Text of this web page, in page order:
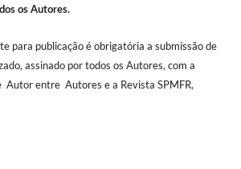
os Autores.
para publicação é obrigatória a submissão de
assinado por todos os Autores, com a
Autor entre Autores e a Revista SPMFR,